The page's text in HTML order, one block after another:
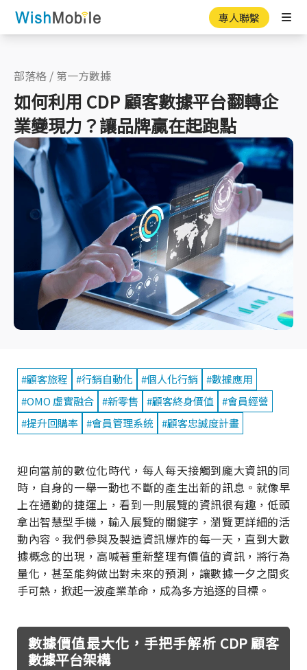
專人聯繫
部落格 / 第一方數據
如何利用 CDP 顧客數據平台翻轉企
業變現力？讓品牌贏在起跑點
#顧客旅程 #行銷自動化 #個人化行銷
#數據應用
#OMO 虛實融合 #新零售 #顧客終身價值
#會員經營
#提升回購率 #會員管理系統 #顧客忠誠度計畫
迎向當前的數位化時代，每人每天接觸到龐大資訊的同
時，自身的一舉一動也不斷的產生出新的訊息。就像早
上在通勤的捷運上，看到一則展覽的資訊很有趣，低頭
拿出智慧型手機，輸入展覽的關鍵字，瀏覽更詳細的活
動內容。我們參與及製造資訊爆炸的每一天，直到大數
據概念的出現，高喊著重新整理有價值的資訊，將行為
量化，甚至能夠做出對未來的預測，讓數據一夕之間炙
手可熱，掀起一波產業革命，成為多方追逐的目標。
數據價值最大化，手把手解析 CDP 顧客
數據平台架構